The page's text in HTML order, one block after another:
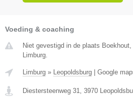
Voeding & coaching
Niet gevestigd in de plaats
Limburg.
Limburg » Leopoldsburg Google
Diestersteenweg 31, 3970